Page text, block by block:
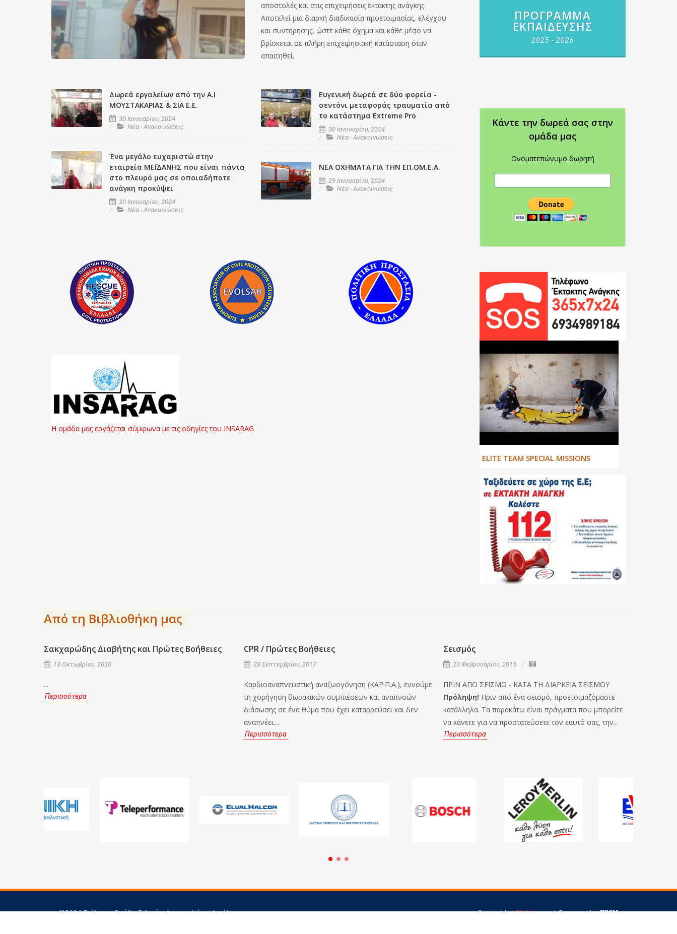
αποστολές και στις επιχειρήσεις έκτακτης ανάγκης.
Αποτελεί μια διαρκή διαδικασία προετοιμασίας, ελέγχου
και συντήρησης, ώστε κάθε όχημα και κάθε μέσο να
βρίσκεται σε πλήρη επιχειρησιακή κατάσταση όταν
απαιτηθεί.
Δωρεά εργαλείων από την Α.Ι
ΜΟΥΣΤΑΚΑΡΙΑΣ & ΣΙΑ Ε.Ε.
30 Ιανουαρίου, 2024
Νέα - Ανακοινώσεις
Ένα μεγάλο ευχαριστώ στην
εταιρεία ΜΕΪΔΑΝΗΣ που είναι πάντα
στο πλευρό μας σε οποιαδήποτε
ανάγκη προκύψει
30 Ιανουαρίου, 2024
Νέα - Ανακοινώσεις
Ευγενική δωρεά σε δύο φορεία -
σεντόνι μεταφοράς τραυματία από
το κατάστημα Extreme Pro
30 Ιανουαρίου, 2024
Νέα - Ανακοινώσεις
ΝΕΑ ΟΧΗΜΑΤΑ ΓΙΑ ΤΗΝ ΕΠ.ΟΜ.Ε.Α.
29 Ιανουαρίου, 2024
Νέα - Ανακοινώσεις
Η ομάδα μας εργάζεται σύμφωνα με τις οδηγίες του INSARAG
ΠΡΌΓΡΑΜΜΑ
ΕΚΠΑΊΔΕΥΣΗΣ
2025 - 2026
Κάντε την δωρεά σας στην
oμάδα μας
Ονοματεπώνυμο δωρητή
ΕLITE TEAM SPECIAL MISSIONS
Από τη Βιβλιοθήκη μας
Σακχαρώδης Διαβήτης και Πρώτες Βοήθειες
13 Οκτωβρίου, 2020
...
Περισσότερα
CPR / Πρώτες Βοήθειες
28 Σεπτεμβρίου, 2017
Καρδιοαναπνευστική αναζωογόνηση (ΚΑΡ.Π.Α.), εννούμε
τη χορήγηση θωρακικών συμπιέσεων και αναπνοών
διάσωσης σε ένα θύμα που έχει καταρρεύσει και δεν
αναπνέει....
Περισσότερα
Σεισμός
23 Φεβρουαρίου, 2015
ΠΡΙΝ ΑΠΟ ΣΕΙΣΜΟ - ΚΑΤΑ ΤΗ ΔΙΑΡΚΕΙΑ ΣΕΙΣΜΟΥ
Πρόληψη! Πριν από ένα σεισμό, προετοιμαζόμαστε
κατάλληλα. Τα παρακάτω είναι πράγματα που μπορείτε
να κάνετε για να προστατεύσετε τον εαυτό σας, την...
Περισσότερα
©2024 Επίλεκτη Ομάδα Ειδικών Αποστολών - Αιγάλεω Created by Bitamin| Powered by